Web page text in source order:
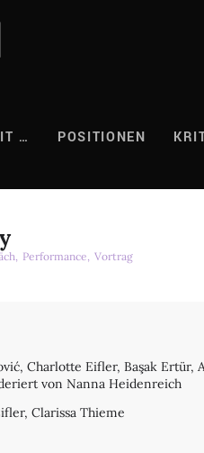
… POSITIONEN
Performance, Vortrag
Charlotte Eifler, Başak Ertür,
von Nanna Heidenreich
Clarissa Thieme